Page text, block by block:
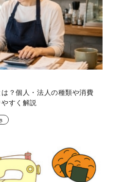
？個人・法人の種類や消費
すく解説